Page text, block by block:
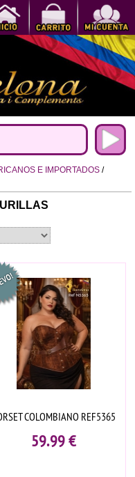
E IMPORTADOS /
COLOMBIANO REF5365
59.99€